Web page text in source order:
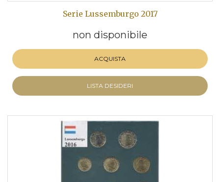
Serie Lussemburgo 2017
non disponibile
ACQUISTA
LISTA DESIDERI